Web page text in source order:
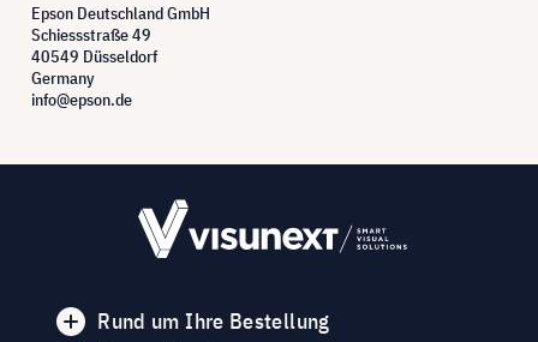
Epson Deutschland GmbH
Schiessstraße 49
40549 Düsseldorf
Germany
info@epson.de
Rund um Ihre Bestellung